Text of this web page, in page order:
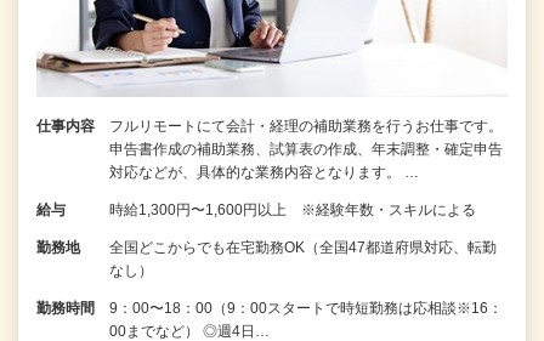
仕事内容
フルリモートにて会計・経理の補助業務を行うお仕事です。
申告書作成の補助業務、試算表の作成、年末調整・確定申告
対応などが、具体的な業務内容となります。 …
給与 時給1,300円〜1,600円以上 ※経験年数・スキルによる
勤務地
全国どこからでも在宅勤務OK（全国47都道府県対応、転勤
なし）
勤務時間
9：00〜18：00（9：00スタートで時短勤務は応相談※16：
00までなど） ◎週4日…